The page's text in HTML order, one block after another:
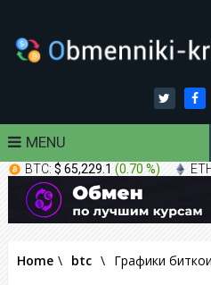
MENU
BTC: $ 65,229.1 (0.70 %)
Home \ btc \ Графики